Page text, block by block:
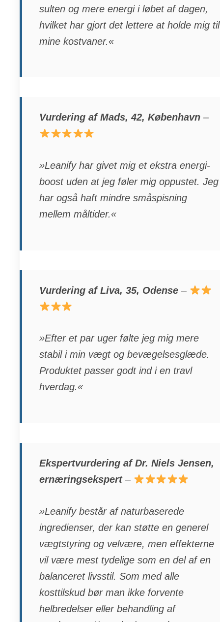
sulten og mere energi i løbet af dagen,
hvilket har gjort det lettere at holde mig til
mine kostvaner.«
Vurdering af Mads, 42, København –
»Leanify har givet mig et ekstra energi-
boost uden at jeg føler mig oppustet. Jeg
har også haft mindre småspisning
mellem måltider.«
Vurdering af Liva, 35, Odense –
»Efter et par uger følte jeg mig mere
stabil i min vægt og bevægelsesglæde.
Produktet passer godt ind i en travl
hverdag.«
Ekspertvurdering af Dr. Niels Jensen,
ernæringsekspert–
»Leanify består af naturbaserede
ingredienser, der kan støtte en generel
vægtstyring og velvære, men effekterne
vil være mest tydelige som en del af en
balanceret livsstil. Som med alle
kosttilskud bør man ikke forvente
helbredelser eller behandling af